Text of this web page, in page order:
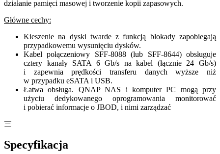
działanie pamięci masowej i tworzenie kopii zapasowych.
Główne cechy:
Kieszenie na dyski twarde z funkcją blokady zapobiegają
przypadkowemu wysunięciu dysków.
Kabel połączeniowy SFF-8088 (lub SFF-8644) obsługuje
cztery kanały SATA 6 Gb/s na kabel (łącznie 24 Gb/s)
i zapewnia prędkości transferu danych wyższe niż
w przypadku eSATA i USB.
Łatwa obsługa. QNAP NAS i komputer PC mogą przy
użyciu dedykowanego oprogramowania monitorować
i pobierać informacje o JBOD, i nimi zarządzać
Specyfikacja